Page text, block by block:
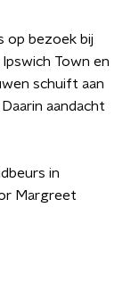
op bezoek bij
Town en
schuift aan
aandacht
in
Margreet